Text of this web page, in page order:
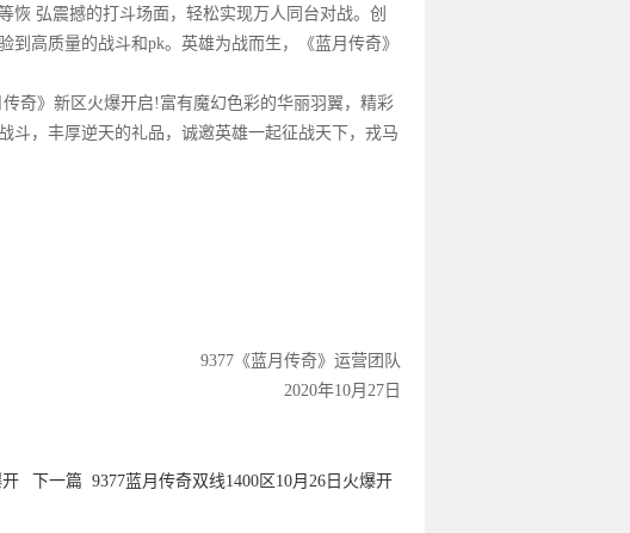
恢 弘震撼的打斗场面，轻松实现万人同台对战。创
到高质量的战斗和pk。英雄为战而生，《蓝月传奇》
传奇》新区火爆开启!富有魔幻色彩的华丽羽翼，精彩
斗，丰厚逆天的礼品，诚邀英雄一起征战天 下，戎马
9377《蓝月传奇》运营团队
2020年10月27日
开 下一篇 9377蓝月传奇双线1400区10月26日火爆开